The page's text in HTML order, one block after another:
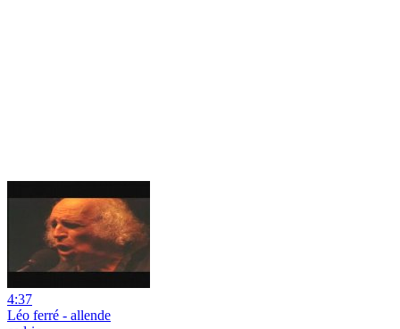
4:37
Léo ferré - allende